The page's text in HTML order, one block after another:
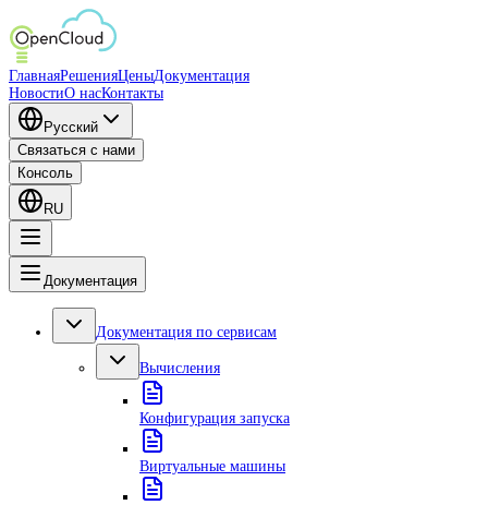
ГлавнаяРешенияЦеныДокументация
НовостиО насКонтакты
Русский
Связаться с нами
Консоль
RU
Документация
Документация по сервисам
Вычисления
Конфигурация запуска
Виртуальные машины